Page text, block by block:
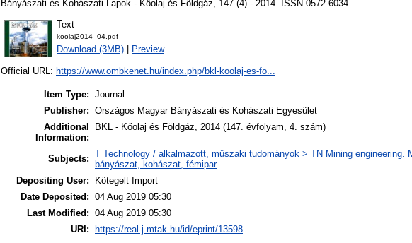
Bányászati és Kohászati Lapok - Kőolaj és Földgáz, 147 (4) - 2014. ISSN 0572-6034
Text
koolaj2014_04.pdf
Download (3MB) Preview
Official URL: https://www.ombkenet.hu/index.php/bkl-koolaj-es-fo...
Item Type: Journal
Publisher: Országos Magyar Bányászati és Kohászati Egyesület
Additional
Information:
BKL - Kőolaj és Földgáz, 2014 (147. évfolyam, 4. szám)
Subjects: T Technology / alkalmazott, műszaki tudományok > TN Mining engineering.
bányászat, kohászat, fémipar
Depositing User:
Kötegelt Import
Date Deposited: 04 Aug 2019 05:30
Last Modified: 04 Aug 2019 05:30
URI:
https://real-j.mtak.hu/id/eprint/13598